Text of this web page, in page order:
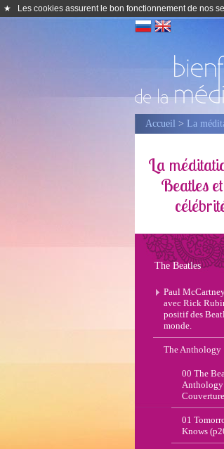
★ Les cookies assurent le bon fonctionnement de nos
Accueil > La
La
Beatles
The Beatles
Paul
avec Rick
positif des
monde.
The Anthology
00 The
Anthology
Couverture
01
Knows